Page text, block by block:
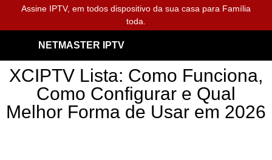
Assine IPTV, em todos dispositivo da sua casa para Família
toda.
NETMASTER IPTV
XCIPTV Lista: Como Funciona,
Como Configurar e Qual
Melhor Forma de Usar em 2026